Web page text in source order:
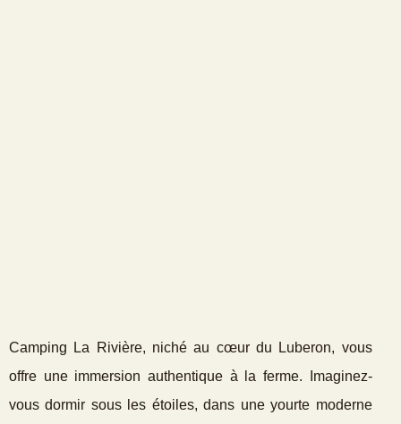
Camping La Rivière, niché au cœur du Luberon, vous
offre une immersion authentique à la ferme. Imaginez-
vous dormir sous les étoiles, dans une yourte moderne